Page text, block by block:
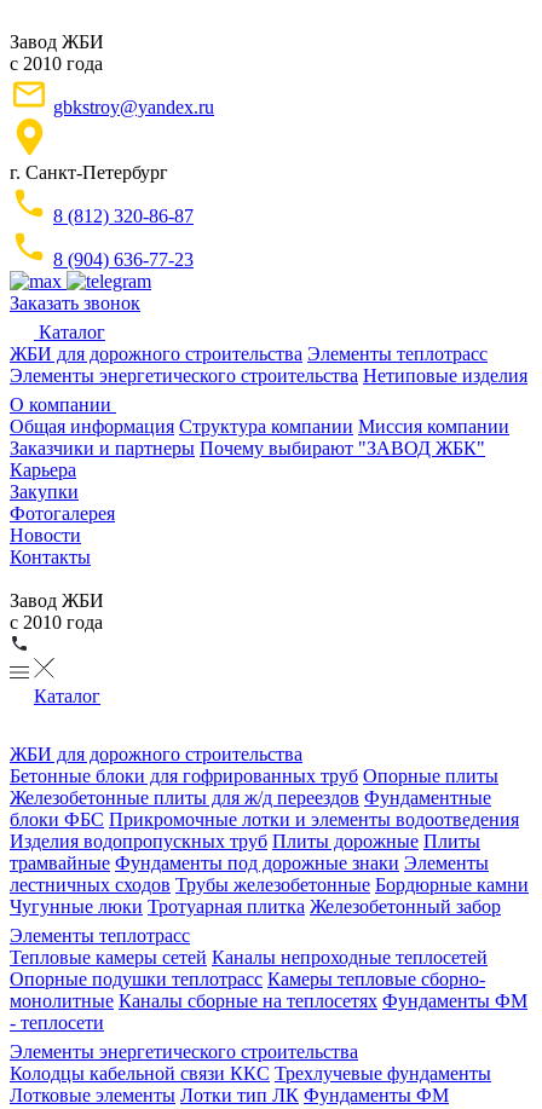
Завод ЖБИ
с 2010 года
gbkstroy@yandex.ru
г. Санкт-Петербург
8 (812) 320-86-87
8 (904) 636-77-23
Заказать звонок
Каталог
ЖБИ для дорожного строительства Элементы теплотрасс
Элементы энергетического строительства Нетиповые изделия
О компании
Общая информация Структура компании Миссия компании
Заказчики и партнеры Почему выбирают "ЗАВОД ЖБК"
Карьера
Закупки
Фотогалерея
Новости
Контакты
Завод ЖБИ
с 2010 года
Каталог
ЖБИ для дорожного строительства
Бетонные блоки для гофрированных труб Опорные плиты
Железобетонные плиты для ж/д переездов Фундаментные
блоки ФБС Прикромочные лотки и элементы водоотведения
Изделия водопропускных труб Плиты дорожные Плиты
трамвайные Фундаменты под дорожные знаки Элементы
лестничных сходов Трубы железобетонные Бордюрные камни
Чугунные люки Тротуарная плитка Железобетонный забор
Элементы теплотрасс
Тепловые камеры сетей Каналы непроходные теплосетей
Опорные подушки теплотрасс Камеры тепловые сборно-
монолитные Каналы сборные на теплосетях Фундаменты ФМ
- теплосети
Элементы энергетического строительства
Колодцы кабельной связи ККС Трехлучевые фундаменты
Лотковые элементы Лотки тип ЛК Фундаменты ФМ